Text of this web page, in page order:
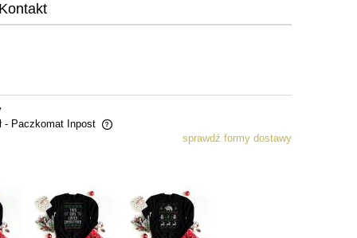
Kontakt
- Paczkomat Inpost
sprawdź formy dostawy